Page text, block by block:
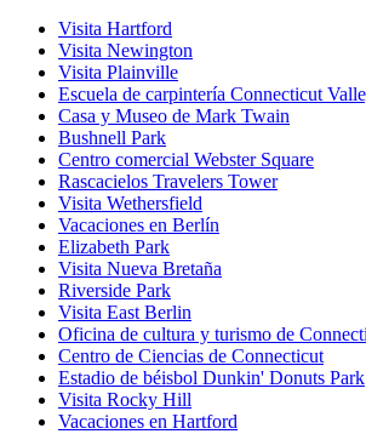
Visita Hartford
Visita Newington
Visita Plainville
Escuela de carpintería Connecticut
Casa y Museo de Mark Twain
Bushnell Park
Centro comercial Webster Square
Rascacielos Travelers Tower
Visita Wethersfield
Vacaciones en Berlín
Elizabeth Park
Visita Nueva Bretaña
Riverside Park
Visita East Berlin
Oficina de cultura y turismo de
Centro de Ciencias de Connecticut
Estadio de béisbol Dunkin' Donuts Park
Visita Rocky Hill
Vacaciones en Hartford